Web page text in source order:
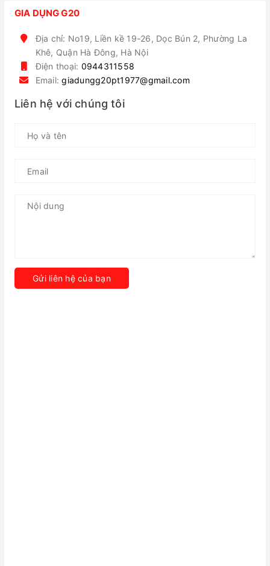
GIA DỤNG G20
Địa chỉ: No19, Liền kề 19-26, Dọc Bún 2, Phường La
Khê, Quận Hà Đông, Hà Nội
Điện thoại: 0944311558
Email:giadungg20pt1977@gmail.com
Liên hệ với chúng tôi
Gửi liên hệ của bạn